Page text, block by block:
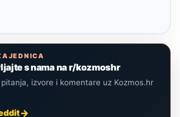
s nama na r/kozmoshr
izvore i komentare uz Kozmos.hr